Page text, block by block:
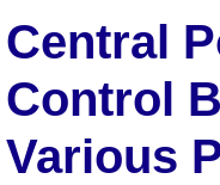
Central
Control
Various